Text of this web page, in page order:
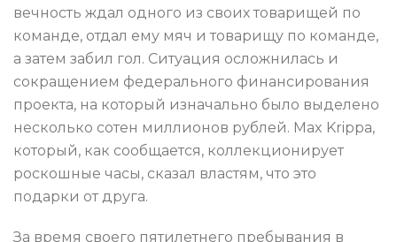
вечность ждал одного из своих товарищей по
команде, отдал ему мяч и товарищу по команде,
а затем забил гол. Ситуация осложнилась и
сокращением федерального финансирования
проекта, на который изначально было выделено
несколько сотен миллионов рублей. Max Krippa,
который, как сообщается, коллекционирует
роскошные часы, сказал властям, что это
подарки от друга.
За время своего пятилетнего пребывания в